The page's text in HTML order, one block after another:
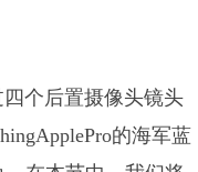
四个后置摄像头镜头
的海军蓝